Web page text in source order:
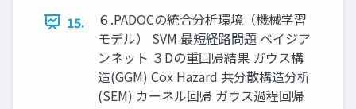
15.
６.PADOCの統合分析環境（機械学習
モデル） SVM 最短経路問題 ベイジア
ンネット ３Dの重回帰結果 ガウス構
造(GGM) Cox Hazard 共分散構造分析
(SEM) カーネル回帰 ガウス過程回帰